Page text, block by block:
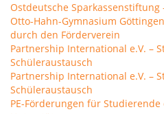
Ostdeutsche Sparkassenstiftung
Otto-Hahn-Gymnasium
durch den Förderverein
Partnership International e.V. –
Schüleraustausch
Partnership International e.V. –
Schüleraustausch
PE-Förderungen für